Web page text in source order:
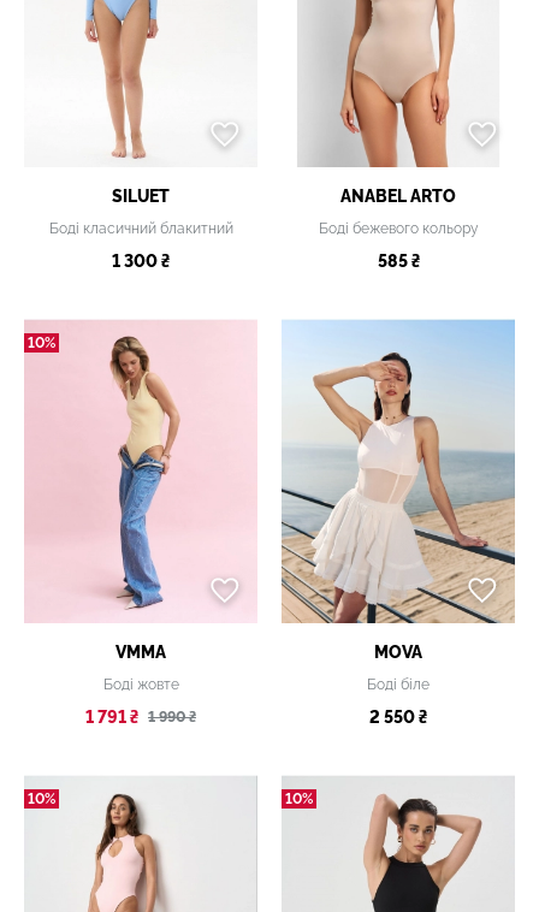
SILUET
Боді класичний блакитний
1 300 ₴
ANABEL ARTO
Боді бежевого кольору
585 ₴
10%
VMMA
Боді жовте
1 791 ₴ 1 990 ₴
MOVA
Боді біле
2 550 ₴
10% 10%